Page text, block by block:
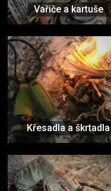
Vařiče a kartuše
Křesadla a škrtadla